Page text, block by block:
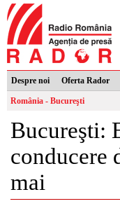
Despre noi Oferta Rador
România - Bucureşti
Bucureşti:
conducere
mai